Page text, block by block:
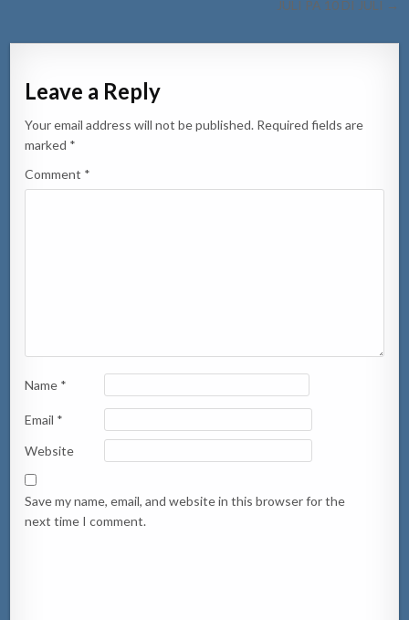
JULI PA 10 DI JULI →
Leave a Reply
Your email address will not be published. Required fields are
marked *
Comment *
Name *
Email *
Website
Save my name, email, and website in this browser for the
next time I comment.